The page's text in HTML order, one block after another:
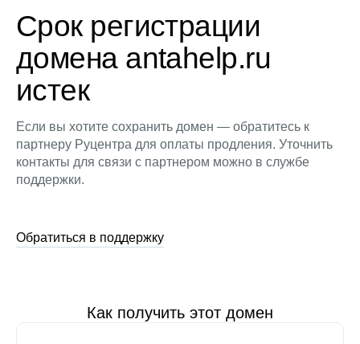
Срок регистрации
домена antahelp.ru
истек
Если вы хотите сохранить домен — обратитесь к
партнеру Руцентра для оплаты продления. Уточнить
контакты для связи с партнером можно в службе
поддержки.
Обратиться в поддержку
Как получить этот домен